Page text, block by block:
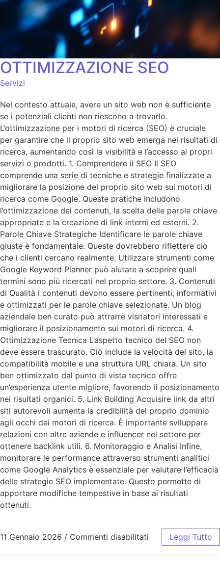
OTTIMIZZAZIONE SEO
Servizi
Nel contesto attuale, avere un sito web non è sufficiente
se i potenziali clienti non riescono a trovarlo.
L’ottimizzazione per i motori di ricerca (SEO) è cruciale
per garantire che il proprio sito web emerga nei risultati di
ricerca, aumentando così la visibilità e l’accesso ai propri
servizi o prodotti. 1. Comprendere il SEO Il SEO
comprende una serie di tecniche e strategie finalizzate a
migliorare la posizione del proprio sito web sui motori di
ricerca come Google. Queste pratiche includono
l’ottimizzazione dei contenuti, la scelta delle parole chiave
appropriate e la creazione di link interni ed esterni. 2.
Parole Chiave Strategiche Identificare le parole chiave
giuste è fondamentale. Queste dovrebbero riflettere ciò
che i clienti cercano realmente. Utilizzare strumenti come
Google Keyword Planner può aiutare a scoprire quali
termini sono più ricercati nel proprio settore. 3. Contenuti
di Qualità I contenuti devono essere pertinenti, informativi
e ottimizzati per le parole chiave selezionate. Un blog
aziendale ben curato può attrarre visitatori interessati e
migliorare il posizionamento sui motori di ricerca. 4.
Ottimizzazione Tecnica L’aspetto tecnico del SEO non
deve essere trascurato. Ciò include la velocità del sito, la
compatibilità mobile e una struttura URL chiara. Un sito
ben ottimizzato dal punto di vista tecnico offre
un’esperienza utente migliore, favorendo il posizionamento
nei risultati organici. 5. Link Building Acquisire link da altri
siti autorevoli aumenta la credibilità del proprio dominio
agli occhi dei motori di ricerca. È importante sviluppare
relazioni con altre aziende e influencer nel settore per
ottenere backlink utili. 6. Monitoraggio e Analisi Infine,
monitorare le performance attraverso strumenti analitici
come Google Analytics è essenziale per valutare l’efficacia
delle strategie SEO implementate. Questo permette di
apportare modifiche tempestive in base ai risultati
ottenuti.
11 Gennaio 2026 / Commenti disabilitati Leggi Tutto